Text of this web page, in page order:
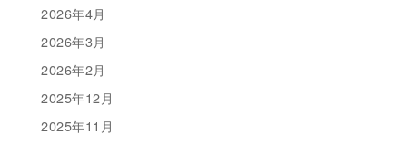
2026年4月
2026年3月
2026年2月
2025年12月
2025年11月